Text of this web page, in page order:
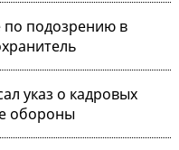
по подозрению в
указ о кадровых
обороны